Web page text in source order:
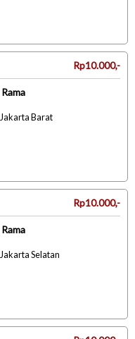
Rp10.000,-
Barat
Rp10.000,-
Selatan